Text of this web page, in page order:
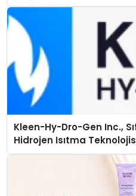
Kleen-Hy-Dro-Gen Inc.,
Hidrojen Isıtma
Düzenleyici Onaylarını